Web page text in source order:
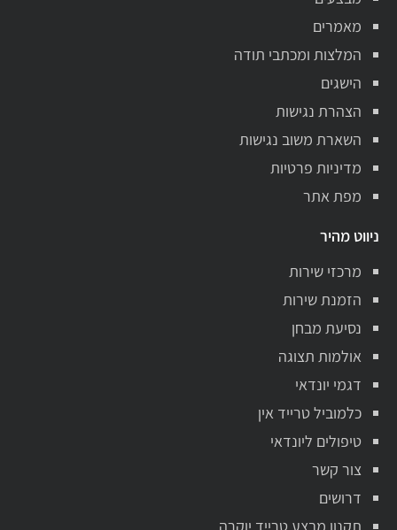
מאמרים
המלצות ומכתבי תודה
הישגים
הצהרת נגישות
השארת משוב נגישות
מדיניות פרטיות
מפת אתר
ניווט מהיר
מרכזי שירות
הזמנת שירות
נסיעת מבחן
אולמות תצוגה
דגמי יונדאי
כלמוביל טרייד אין
טיפולים ליונדאי
צור קשר
דרושים
תקנון מבצע טרייד יוקרה